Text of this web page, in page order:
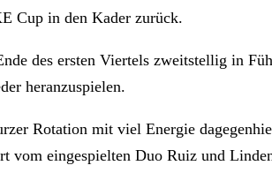
Cup in den Kader zurück.
des ersten Viertels zweitstellig in
heranzuspielen.
Rotation mit viel Energie
eingespielten Duo Ruiz und